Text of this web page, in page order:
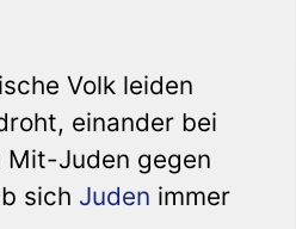
Volk leiden
einander bei
Mit-Juden gegen
sich Juden immer